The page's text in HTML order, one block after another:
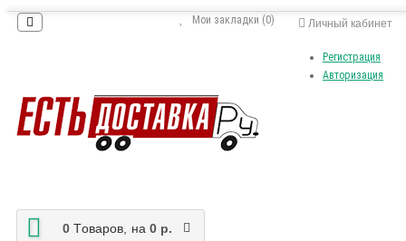
Личный кабинет
Регистрация
Авторизация
Мои закладки (0)
0 Tоваров, на 0 р.